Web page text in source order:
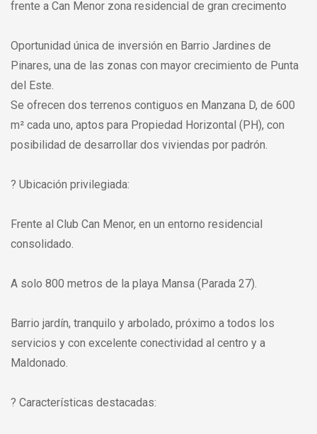
frente a Can Menor zona residencial de gran crecimento
Oportunidad única de inversión en Barrio Jardines de
Pinares, una de las zonas con mayor crecimiento de Punta
del Este.
Se ofrecen dos terrenos contiguos en Manzana D, de 600
m² cada uno, aptos para Propiedad Horizontal (PH), con
posibilidad de desarrollar dos viviendas por padrón.
? Ubicación privilegiada:
Frente al Club Can Menor, en un entorno residencial
consolidado.
A solo 800 metros de la playa Mansa (Parada 27).
Barrio jardín, tranquilo y arbolado, próximo a todos los
servicios y con excelente conectividad al centro y a
Maldonado.
? Características destacadas: